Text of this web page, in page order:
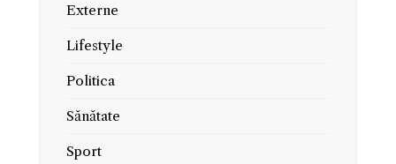
Externe
Lifestyle
Politica
Sănătate
Sport